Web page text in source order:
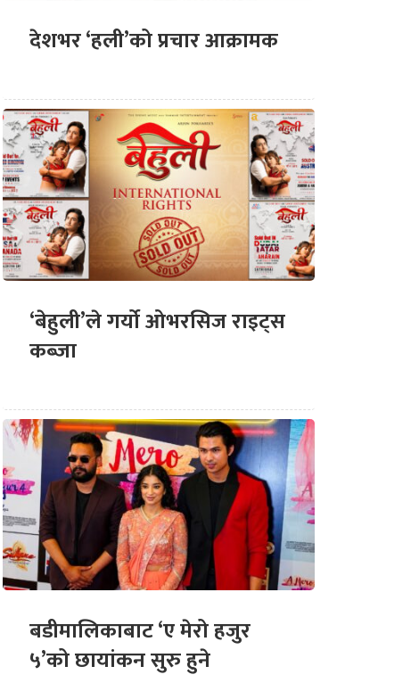
देशभर ‘हली’को प्रचार आक्रामक
‘बेहुली’ले गर्यो ओभरसिज राइट्स
कब्जा
बडीमालिकाबाट ‘ए मेरो हजुर
५’को छायांकन सुरु हुने